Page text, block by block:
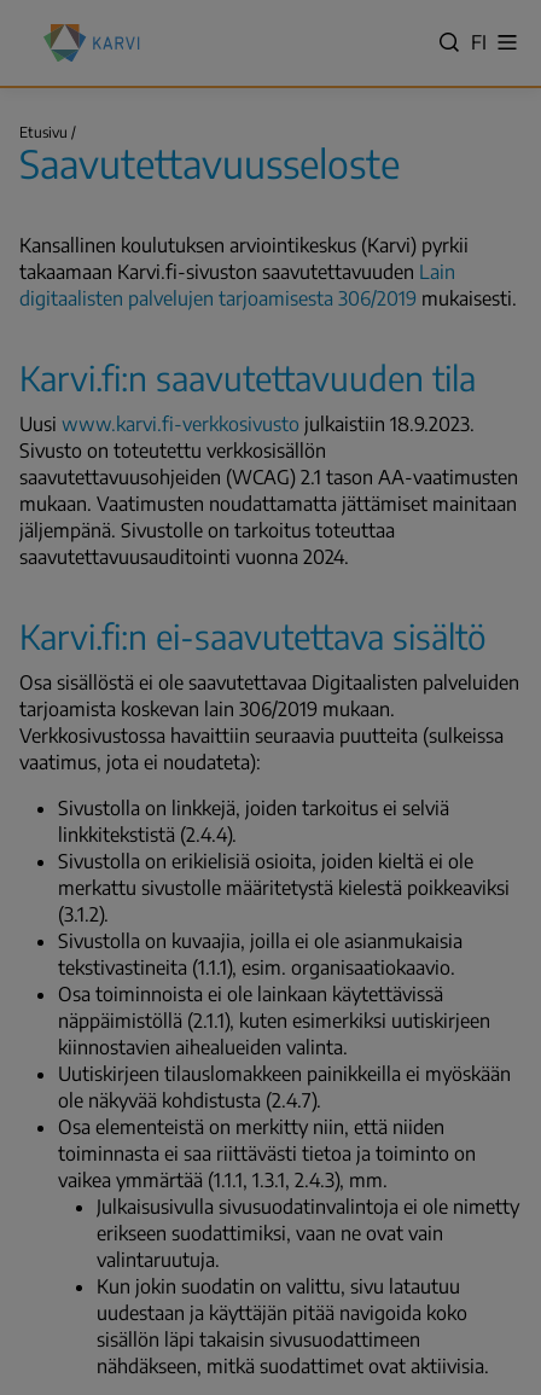
pääsisältöön
Kansallinen
koulutuksen
arviointikeskus
SUOMI
FI
Murupolku
Etusivu
Saavutettavuusseloste
Kansallinen koulutuksen arviointikeskus (Karvi) pyrkii
takaamaan Karvi.fi-sivuston saavutettavuuden Lain
digitaalisten palvelujen tarjoamisesta 306/2019 mukaisesti.
Karvi.fi:n saavutettavuuden tila
Uusi www.karvi.fi-verkkosivusto julkaistiin 18.9.2023.
Sivusto on toteutettu verkkosisällön
saavutettavuusohjeiden (WCAG) 2.1 tason AA-vaatimusten
mukaan. Vaatimusten noudattamatta jättämiset mainitaan
jäljempänä. Sivustolle on tarkoitus toteuttaa
saavutettavuusauditointi vuonna 2024.
Karvi.fi:n ei-saavutettava sisältö
Osa sisällöstä ei ole saavutettavaa Digitaalisten palveluiden
tarjoamista koskevan lain 306/2019 mukaan.
Verkkosivustossa havaittiin seuraavia puutteita (sulkeissa
vaatimus, jota ei noudateta):
Sivustolla on linkkejä, joiden tarkoitus ei selviä
linkkitekstistä (2.4.4).
Sivustolla on erikielisiä osioita, joiden kieltä ei ole
merkattu sivustolle määritetystä kielestä poikkeaviksi
(3.1.2).
Sivustolla on kuvaajia, joilla ei ole asianmukaisia
tekstivastineita (1.1.1), esim. organisaatiokaavio.
Osa toiminnoista ei ole lainkaan käytettävissä
näppäimistöllä (2.1.1), kuten esimerkiksi uutiskirjeen
kiinnostavien aihealueiden valinta.
Uutiskirjeen tilauslomakkeen painikkeilla ei myöskään
ole näkyvää kohdistusta (2.4.7).
Osa elementeistä on merkitty niin, että niiden
toiminnasta ei saa riittävästi tietoa ja toiminto on
vaikea ymmärtää (1.1.1, 1.3.1, 2.4.3), mm.
Julkaisusivulla sivusuodatinvalintoja ei ole nimetty
erikseen suodattimiksi, vaan ne ovat vain
valintaruutuja.
Kun jokin suodatin on valittu, sivu latautuu
uudestaan ja käyttäjän pitää navigoida koko
sisällön läpi takaisin sivusuodattimeen
nähdäkseen, mitkä suodattimet ovat aktiivisia.